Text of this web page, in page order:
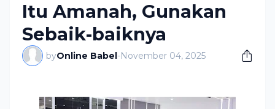
Itu Amanah, Gunakan
Sebaik-baiknya
byOnline Babel-November 04, 2025